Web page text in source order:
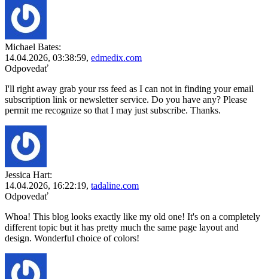
Michael Bates:
14.04.2026, 03:38:59, edmedix.com
Odpovedať
I'll right away grab your rss feed as I can not in finding your email
subscription link or newsletter service. Do you have any? Please
permit me recognize so that I may just subscribe. Thanks.
Jessica Hart:
14.04.2026, 16:22:19, tadaline.com
Odpovedať
Whoa! This blog looks exactly like my old one! It's on a completely
different topic but it has pretty much the same page layout and
design. Wonderful choice of colors!